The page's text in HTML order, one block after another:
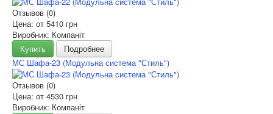
Отзывов (0)
Цена: от 5410 грн
Виробник: Компаніт
Купить
Подробнее
МС Шафа-23 (Модульна система "Стиль")
Отзывов (0)
Цена: от 4530 грн
Виробник: Компаніт